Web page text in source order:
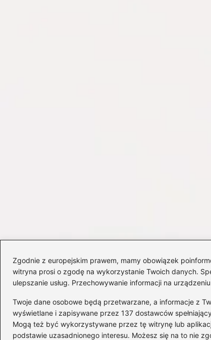
Zgodnie z europejskim prawem, mamy obowiązek
witryna prosi o zgodę na wykorzystanie Twoich danych.
ulepszanie usług. Przechowywanie informacji na
Twoje dane osobowe będą przetwarzane, a informacje z
wyświetlane i zapisywane przez 137 dostawców
Mogą też być wykorzystywane przez tę witrynę lub
podstawie uzasadnionego interesu. Możesz się na to nie
Copyright © 2026 delta-travel.pl